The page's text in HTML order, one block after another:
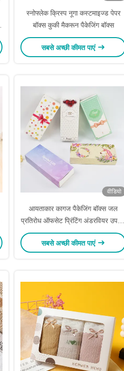
स्नोफ्लेक क्रिस्प नूगा कस्टमाइज्ड पेपर
बॉक्स कुकी मैकरून पैकेजिंग बॉक्स
सबसे अच्छी कीमत पाएं
वीडियो
आयताकार कागज पैकेजिंग बॉक्स जल
प्रतिरोध ऑफसेट प्रिंटिंग अंडरवियर उपहार
बॉक्स
सबसे अच्छी कीमत पाएं